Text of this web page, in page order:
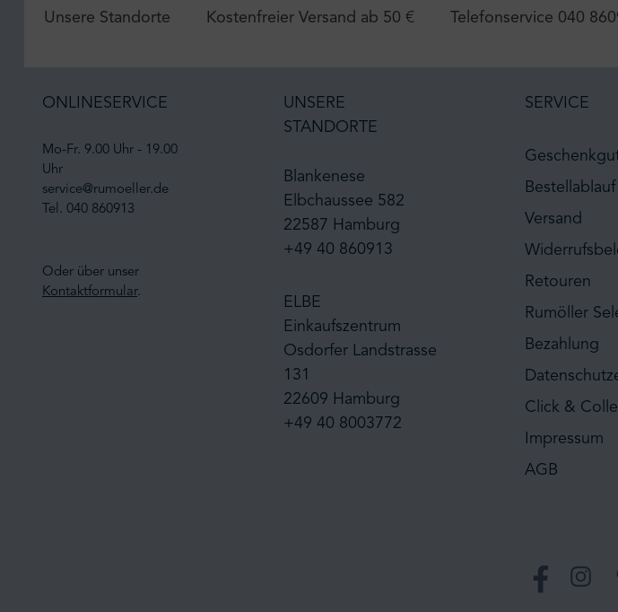
Unsere Standorte Kostenfreier Versand ab 50 € Telefonservice 040
ONLINESERVICE
Mo-Fr. 9.00 Uhr - 19.00
Uhr
service@rumoeller.de
Tel. 040 860913
Oder über unser
Kontaktformular.
UNSERE
STANDORTE
Blankenese
Elbchaussee 582
22587 Hamburg
+49 40 860913
ELBE
Einkaufszentrum
Osdorfer Landstrasse
131
22609 Hamburg
+49 40 8003772
SERVICE
Bestellablauf
Versand
Retouren
Rumöller
Bezahlung
Click &
Impressum
AGB
FacebookInstagram